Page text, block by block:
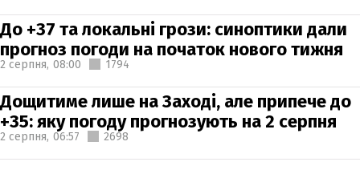
До +37 та локальні грози: синоптики дали
прогноз погоди на початок нового тижня
2 серпня, 08:00 1794
Дощитиме лише на Заході, але припече до
+35: яку погоду прогнозують на 2 серпня
2 серпня, 06:57 2698